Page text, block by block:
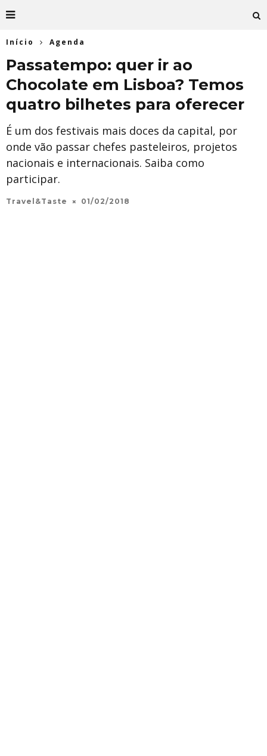
Início Agenda
Passatempo: quer ir ao
Chocolate em Lisboa? Temos
quatro bilhetes para oferecer
É um dos festivais mais doces da capital, por
onde vão passar chefes pasteleiros, projetos
nacionais e internacionais. Saiba como
participar.
Travel&Taste 01/02/2018